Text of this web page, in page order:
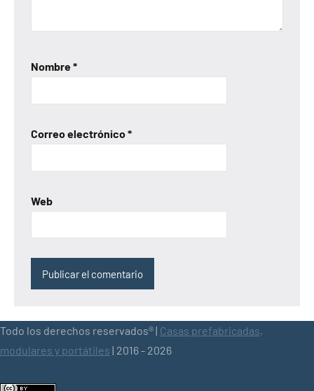
Nombre*
Correo electrónico*
Web
Todo los derechos reservados® | Casas prefabricadas,
modulares y portátiles | 2016 - 2026